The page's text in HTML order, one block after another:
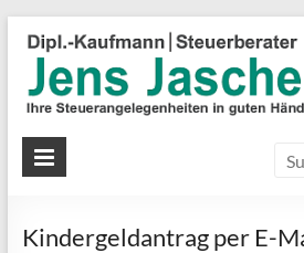
Kindergeldantrag per E-